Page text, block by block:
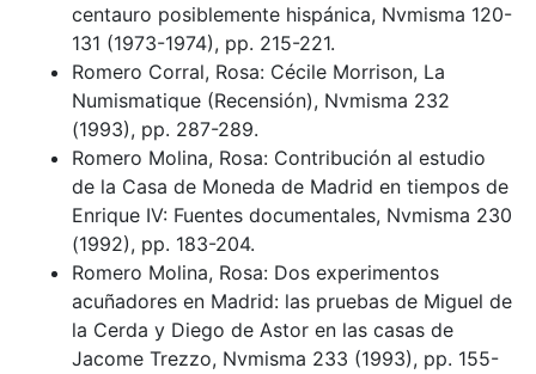
centauro posiblemente hispánica, Nvmisma 120-
131 (1973-1974), pp. 215-221.
Romero Corral, Rosa: Cécile Morrison, La
Numismatique (Recensión), Nvmisma 232
(1993), pp. 287-289.
Romero Molina, Rosa: Contribución al estudio
de la Casa de Moneda de Madrid en tiempos de
Enrique IV: Fuentes documentales, Nvmisma 230
(1992), pp. 183-204.
Romero Molina, Rosa: Dos experimentos
acuñadores en Madrid: las pruebas de Miguel de
la Cerda y Diego de Astor en las casas de
Jacome Trezzo, Nvmisma 233 (1993), pp. 155-